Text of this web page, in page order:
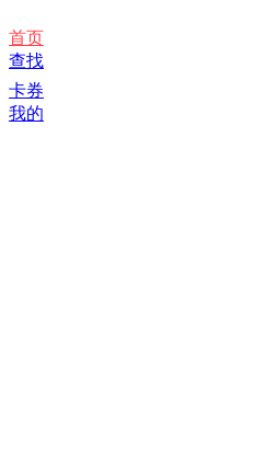
首页
查找
卡券
我的